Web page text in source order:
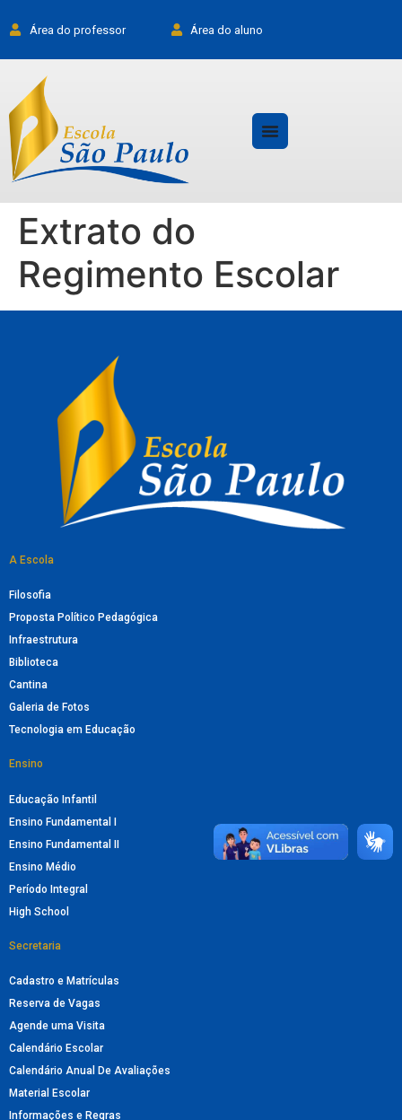
Área do professor Área do aluno
Extrato do
Regimento Escolar
A Escola
Filosofia
Proposta Político Pedagógica
Infraestrutura
Biblioteca
Cantina
Galeria de Fotos
Tecnologia em Educação
Ensino
Educação Infantil
Ensino Fundamental I
Ensino Fundamental II
Ensino Médio
Período Integral
High School
Secretaria
Cadastro e Matrículas
Reserva de Vagas
Agende uma Visita
Calendário Escolar
Calendário Anual De Avaliações
Material Escolar
Informações e Regras